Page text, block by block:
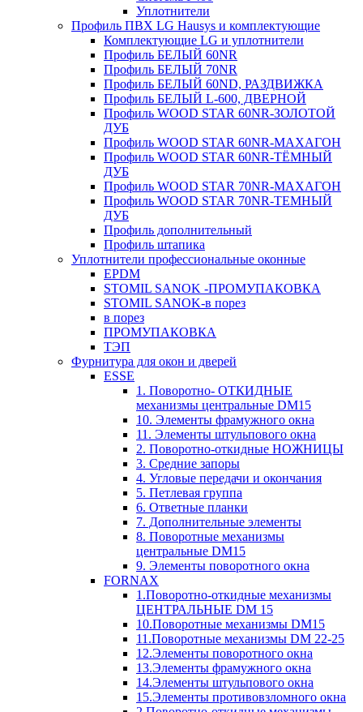
Уплотнители
Профиль ПВХ LG Hausys и комплектующие
Комплектующие LG и уплотнители
Профиль БЕЛЫЙ 60NR
Профиль БЕЛЫЙ 70NR
Профиль БЕЛЫЙ 60ND, РАЗДВИЖКА
Профиль БЕЛЫЙ L-600, ДВЕРНОЙ
Профиль WOOD STAR 60NR-ЗОЛОТОЙ
ДУБ
Профиль WOOD STAR 60NR-МАХАГОН
Профиль WOOD STAR 60NR-ТЁМНЫЙ
ДУБ
Профиль WOOD STAR 70NR-МАХАГОН
Профиль WOOD STAR 70NR-ТЕМНЫЙ
ДУБ
Профиль дополнительный
Профиль штапика
Уплотнители профессиональные оконные
EPDM
STOMIL SANOK -ПРОМУПАКОВКА
STOMIL SANOK-в порез
в порез
ПРОМУПАКОВКА
ТЭП
Фурнитура для окон и дверей
ESSE
1. Поворотно- ОТКИДНЫЕ
механизмы центральные DM15
10. Элементы фрамужного окна
11. Элементы штульпового окна
2. Поворотно-откидные НОЖНИЦЫ
3. Средние запоры
4. Угловые передачи и окончания
5. Петлевая группа
6. Ответные планки
7. Дополнительные элементы
8. Поворотные механизмы
центральные DM15
9. Элементы поворотного окна
FORNAX
1.Поворотно-откидные механизмы
ЦЕНТРАЛЬНЫЕ DM 15
10.Поворотные механизмы DM15
11.Поворотные механизмы DM 22-25
12.Элементы поворотного окна
13.Элементы фрамужного окна
14.Элементы штульпового окна
15.Элементы противовзломного окна